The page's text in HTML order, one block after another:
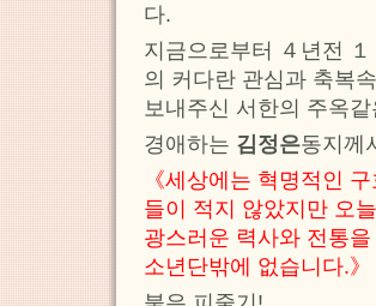
다.
지금으로부터 ４년전
의 커다란 관심과 축복
보내주신 서한의 주옥
경애하는 김정은동지께
《세상에는 혁명적인
들이 적지 않았지만 오
광스러운 력사와 전통
소년단밖에 없습니다.》